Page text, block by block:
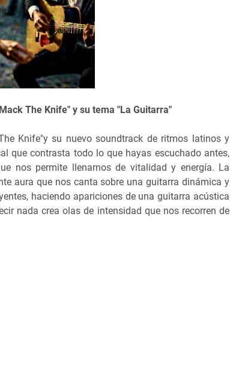
The Knife" y su tema "La Guitarra"
Knife"y su nuevo soundtrack de ritmos latinos y
que contrasta todo lo que hayas escuchado antes,
nos permite llenarnos de vitalidad y energía. La
aura que nos canta sobre una guitarra dinámica y
haciendo apariciones de una guitarra acústica
nada crea olas de intensidad que nos recorren de